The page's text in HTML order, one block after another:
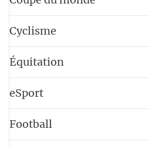
Cyclisme
Équitation
eSport
Football